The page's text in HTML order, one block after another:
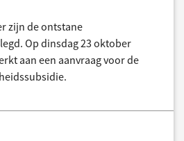
zijn de ontstane
Op dinsdag 23 oktober
aan een aanvraag voor de